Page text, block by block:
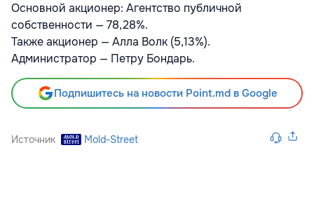
Основной акционер: Агентство публичной
собственности — 78,28%.
Также акционер — Алла Волк (5,13%).
Администратор — Петру Бондарь.
Подпишитесь на новости Point.md в Google
Источник Mold-Street